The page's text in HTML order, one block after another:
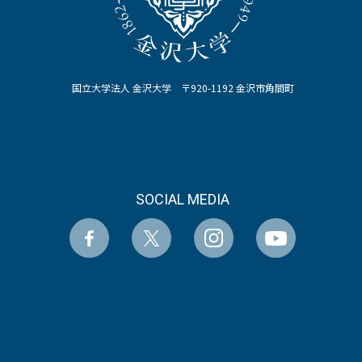
国立大学法人 金沢大学 〒920-1192 金沢市角間町
SOCIAL MEDIA